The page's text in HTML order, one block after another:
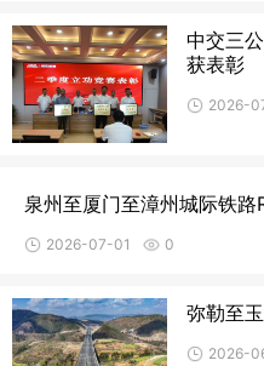
中交三
获表彰
2026-
泉州至厦门至漳州城际铁路
2026-07-01 0
弥勒至
2026-